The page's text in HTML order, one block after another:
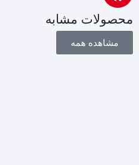
محصولات مشابه
مشاهده همه